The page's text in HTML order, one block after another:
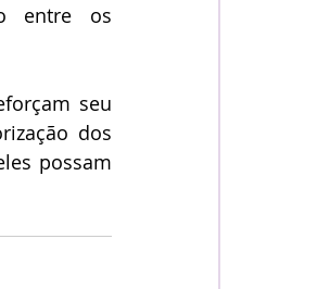
entre os
dos
possam